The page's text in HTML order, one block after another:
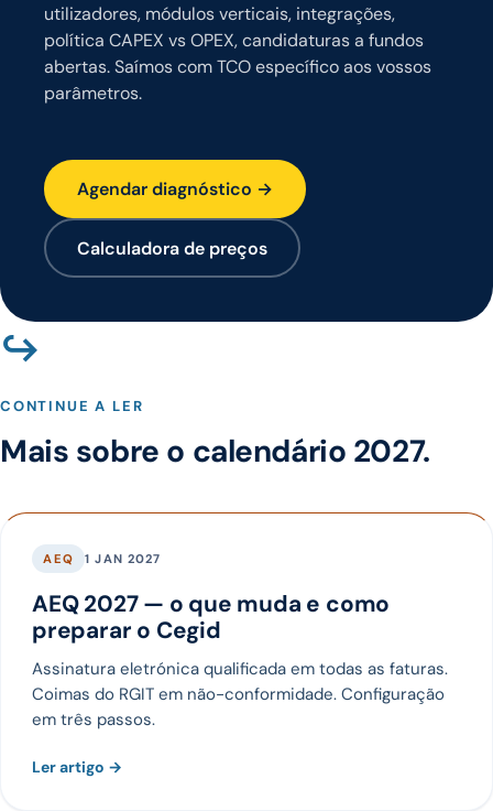
utilizadores, módulos verticais, integrações,
política CAPEX vs OPEX, candidaturas a fundos
abertas. Saímos com TCO específico aos vossos
parâmetros.
Agendar diagnóstico →
Calculadora de preços
↪
CONTINUE A LER
Mais sobre o calendário 2027.
AEQ 1 JAN 2027
AEQ 2027 — o que muda e como
preparar o Cegid
Assinatura eletrónica qualificada em todas as faturas.
Coimas do RGIT em não-conformidade. Configuração
em três passos.
Ler artigo →